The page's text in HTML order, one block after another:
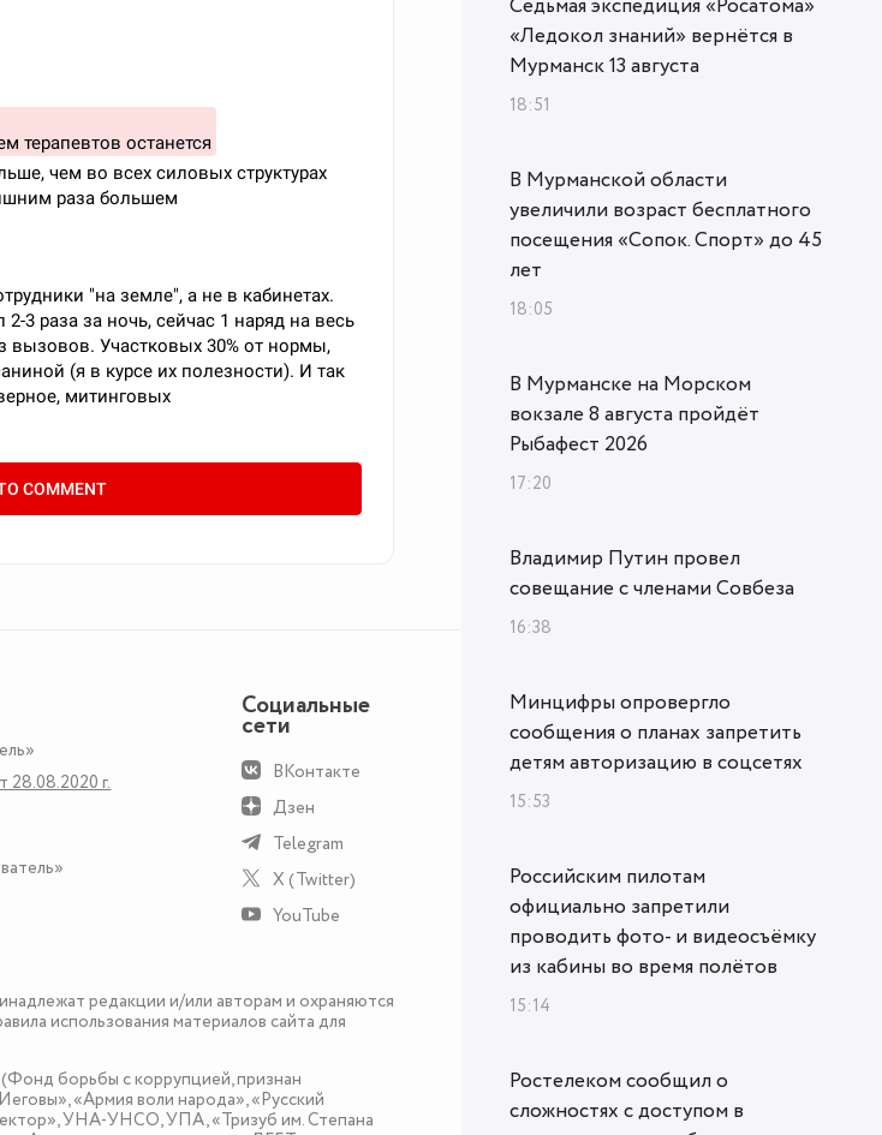
г.
Социальные
сети
ВКонтакте
Дзен
Telegram
X (Twitter)
YouTube
редакции и/или авторам и охраняются
использования материалов сайта для
борьбы с коррупцией, признан
«Армия воли народа», «Русский
УНА-УНСО, УПА, «Тризуб им. Степана
«Ледокол знаний» вернётся в
Мурманск 13 августа
18:51
В Мурманской области
увеличили возраст бесплатного
посещения «Сопок. Спорт» до 45
лет
18:05
В Мурманске на Морском
вокзале 8 августа пройдёт
Рыбафест 2026
17:20
Владимир Путин провел
совещание с членами Совбеза
16:38
Минцифры опровергло
сообщения о планах запретить
детям авторизацию в соцсетях
15:53
Российским пилотам
официально запретили
проводить фото- и видеосъёмку
из кабины во время полётов
15:14
Ростелеком сообщил о
сложностях с доступом в